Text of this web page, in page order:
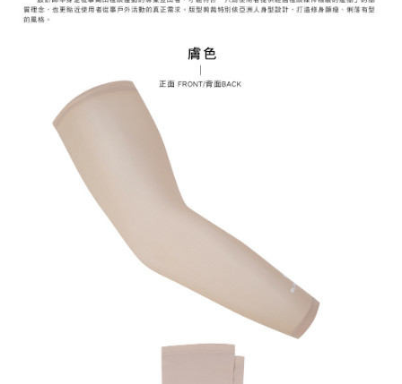
１．透過由恩沛科技股份有限公司提供之「AFTEE先享後付」服務完成之交
易，需依本服務之必要範圍內提供個人資料，並將交易相關給付款項請求債
２．關於個人資料處理事宜，請瀏覽以下網址：
３．未成年的使用者請事先徵得法定代理人或監護人之同意方可使用
「AFTEE先享後付」，若未經同意申辦者引起之損失，本公司不負相關責
４．使用「AFTEE先享後付」時，將依據個別帳號之用戶狀況，依本公司即
時審查核予不同之上限額度；若仍有額度不足之情形，本公司將視審查結果
請求用戶進行身份認證。
５．嚴禁一人註冊多個帳號或使用他人資訊註冊。若發現惡意使用之情形，
恩沛科技股份有限公司將有權停止該用戶之使用額度並採取法律行動。
每筆NT$60，滿NT$799(含以上)免運費
每筆NT$60，滿NT$799(含以上)免運費
每筆NT$70，滿NT$799(含以上)免運費